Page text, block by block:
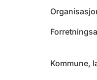
Kommune,